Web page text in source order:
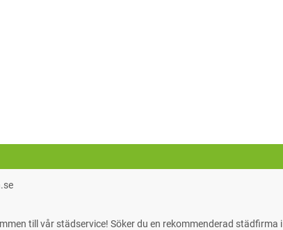
till vår städservice! Söker du en rekommenderad städfirma i